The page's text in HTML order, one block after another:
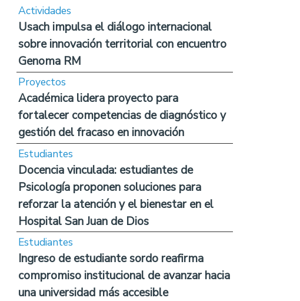
Actividades
Usach impulsa el diálogo internacional
sobre innovación territorial con encuentro
Genoma RM
Proyectos
Académica lidera proyecto para
fortalecer competencias de diagnóstico y
gestión del fracaso en innovación
Estudiantes
Docencia vinculada: estudiantes de
Psicología proponen soluciones para
reforzar la atención y el bienestar en el
Hospital San Juan de Dios
Estudiantes
Ingreso de estudiante sordo reafirma
compromiso institucional de avanzar hacia
una universidad más accesible